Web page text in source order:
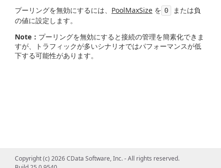
プーリングを無効にするには、 PoolMaxSize を 0
または負
の値に設定します。
Note： プーリングを無効にすると接続の管理を簡素化できま
すが、トラフィックが多いシナリオではパフォーマンスが低
下する可能性があります。
Copyright (c) 2026 CData Software, Inc. - All rights reserved.